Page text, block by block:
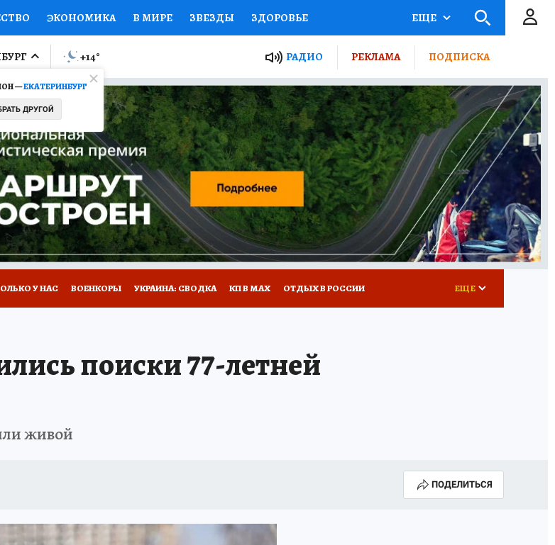
ЭКОНОМИКА В МИРЕ ЗВЕЗДЫ ЗДОРОВЬЕ
НАЦИОНАЛЬНЫЕ ПРОЕКТЫ РОССИИ
МИР Я ЗНАЮ СЕМЬЯ ЖЕНСКИЕ СЕКРЕТЫ ПУТЕВОДИТЕЛЬ
СЕРИАЛЫ СПЕЦПРОЕКТЫ ДЕФИЦИТ ЖЕЛЕЗА ТУРИЗМ
КОНКУРСЫ РАБОТА У НАС ГИД ПОТРЕБИТЕЛЯ ВСЕ О КП
ЕЩЕ
—ЕКАТЕРИНБУРГ
ДРУГОЙ
+14° РАДИО РЕКЛАМА ПОДПИСКА
У НАС ВОЕНКОРЫ УКРАИНА: СВОДКА КП В МАХ ОТДЫХ В РОССИИ ЕЩЕ
поиски 77-летней
живой
ПОДЕЛИТЬСЯ